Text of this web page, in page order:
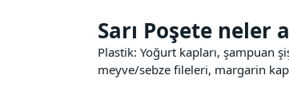
Sarı Poşete neler
Plastik: Yoğurt kapları, şampuan
meyve/sebze fileleri, margarin